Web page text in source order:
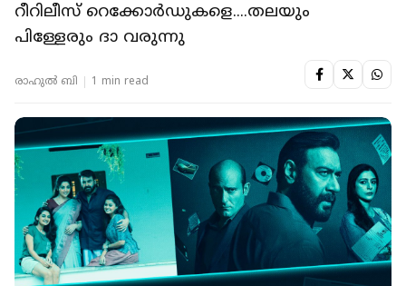
റീറിലീസ് റെക്കോര്‍ഡുകളെ....തലയും
പിള്ളേരും ദാ വരുന്നു
രാഹുൽ ബി 1 min read